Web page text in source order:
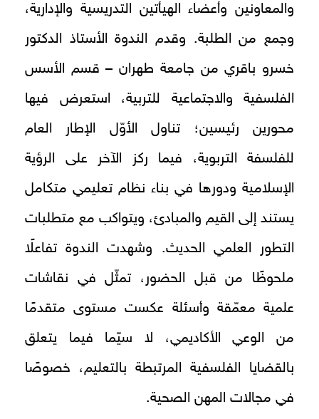
والمعاونين وأعضاء الهيأتين التدريسية والإدارية،
وجمع من الطلبة. وقدم الندوة الأستاذ الدكتور
خسرو باقري من جامعة طهران – قسم الأسس
الفلسفية والاجتماعية للتربية، استعرض فيها
محورين رئيسين؛ تناول الأوّل الإطار العام
للفلسفة التربوية، فيما ركز الآخر على الرؤية
الإسلامية ودورها في بناء نظام تعليمي متكامل
يستند إلى القيم والمبادئ، ويتواكب مع متطلبات
التطور العلمي الحديث. وشهدت الندوة تفاعلًا
ملحوظًا من قبل الحضور، تمثّل في نقاشات
علمية معمّقة وأسئلة عكست مستوى متقدمًا
من الوعي الأكاديمي، لا سيّما فيما يتعلق
بالقضايا الفلسفية المرتبطة بالتعليم، خصوصًا
في مجالات المهن الصحية.